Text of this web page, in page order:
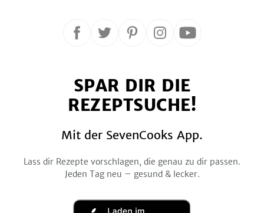
Folge
Facebook
Folge
Twitter
Folge
Pinterest
Folge
Instagram
Folge
YouTube
SPAR DIR DIE
REZEPTSUCHE!
Mit der SevenCooks App.
Lass dir Rezepte vorschlagen, die genau zu dir passen.
Jeden Tag neu – gesund & lecker.
Laden